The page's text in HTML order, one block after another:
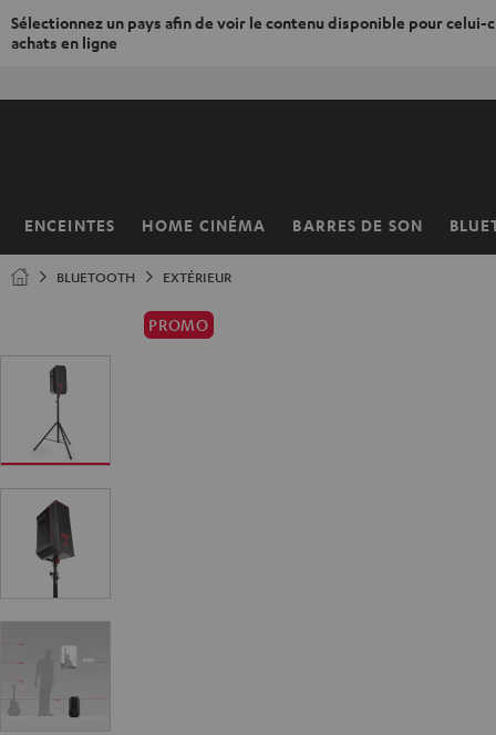
Sélectionnez un pays afin de voir le contenu disponible pour celui-
achats en ligne
50%
ENCEINTES HOME CINÉMA BARRES DE SON
Page
d’accueil
BLUETOOTH EXTÉRIEUR
PROMO